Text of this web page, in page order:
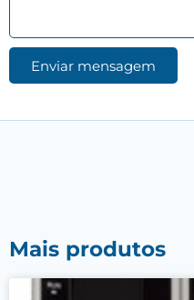
Enviar mensagem
Mais produtos